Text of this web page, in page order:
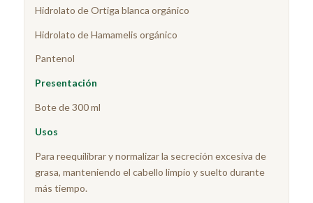
Hidrolato de Ortiga blanca orgánico
Hidrolato de Hamamelis orgánico
Pantenol
Presentación
Bote de 300 ml
Usos
Para reequilibrar y normalizar la secreción excesiva de
grasa, manteniendo el cabello limpio y suelto durante
más tiempo.